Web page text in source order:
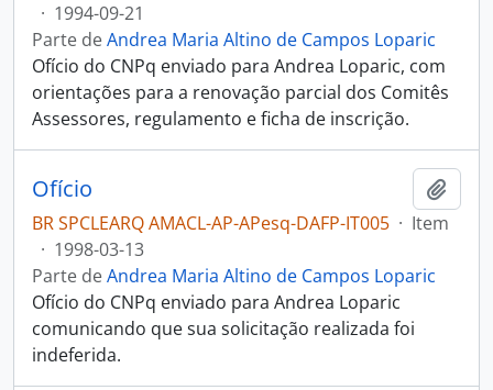
· 1994-09-21
Parte deAndrea Maria Altino de Campos Loparic
Ofício do CNPq enviado para Andrea Loparic, com
orientações para a renovação parcial dos Comitês
Assessores, regulamento e ficha de inscrição.
Ofício
BR SPCLEARQ AMACL-AP-APesq-DAFP-IT005 · Item
· 1998-03-13
Parte deAndrea Maria Altino de Campos Loparic
Ofício do CNPq enviado para Andrea Loparic
comunicando que sua solicitação realizada foi
indeferida.